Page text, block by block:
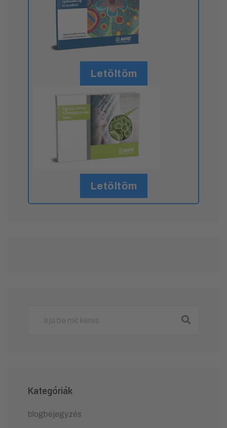
Letöltöm
Letöltöm
Kategóriák
blogbejegyzés